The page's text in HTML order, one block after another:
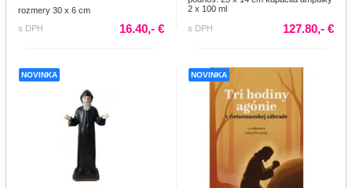
rozmery 30 x 6 cm
s DPH
16.40,- €
2 x 100 ml
s DPH 127.80,- €
NOVINKA NOVINKA